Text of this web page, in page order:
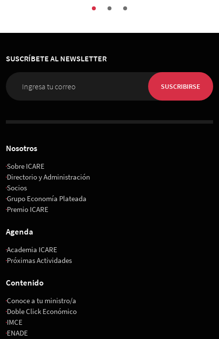
01 de Diciembre 2026, 08:00 horas
Espacio Riesco
SUSCRÍBETE AL NEWSLETTER
SUSCRIBIRSE
Nosotros
Sobre ICARE
Directorio y Administración
Socios
Grupo Economía Plateada
Premio ICARE
Agenda
Academia ICARE
Próximas Actividades
Contenido
Conoce a tu ministro/a
Doble Click Económico
IMCE
ENADE